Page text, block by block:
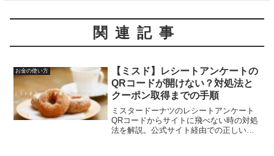
関連記事
お金の使い方
【ミスド】レシートアンケートの
QRコードが開けない？対処法と
クーポン取得までの手順
ミスタードーナツのレシートアンケート
QRコードからサイトに飛べない時の対処
法を解説。公式サイト経由での正しいア